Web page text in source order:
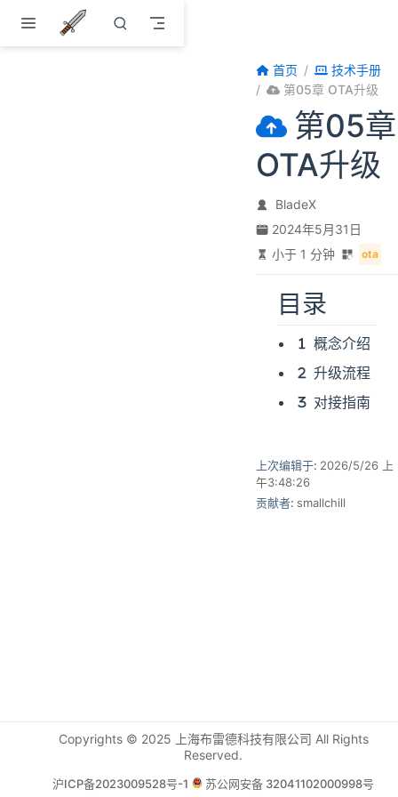
首页
技术手册
第05章 OTA升级
第05章
OTA升级
BladeX
2024年5月31日
小于 1 分钟
ota
目录
概念介绍
升级流程
对接指南
上次编辑于: 2026/5/26 上
午3:48:26
贡献者: smallchill
Copyrights © 2025 上海布雷德科技有限公司 All Rights
Reserved.
沪ICP备2023009528号-1 苏公网安备 32041102000998号